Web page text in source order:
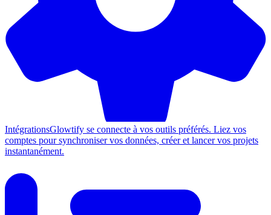
IntégrationsGlowtify se connecte à vos outils préférés. Liez vos
comptes pour synchroniser vos données, créer et lancer vos projets
instantanément.